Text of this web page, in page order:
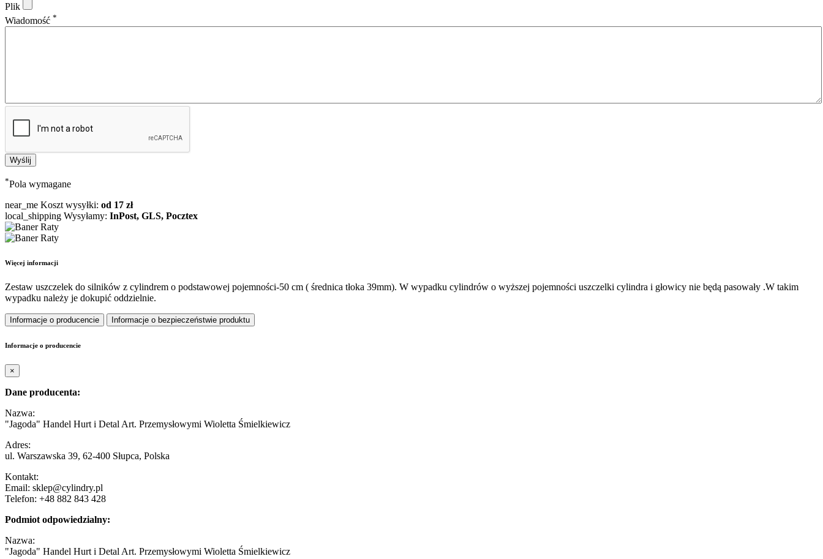
Plik
Wiadomość *
*Pola wymagane
near_me Koszt wysyłki: od 17 zł
local_shipping Wysyłamy: InPost, GLS, Pocztex
Więcej informacji
Zestaw uszczelek do silników z cylindrem o podstawowej pojemności-50 cm ( średnica tłoka 39mm). W wypadku cylindrów o wyższej pojemności uszczelki cylindra i głowicy nie będą pasowały .W takim
wypadku należy je dokupić oddzielnie.
Informacje o producencie Informacje o bezpieczeństwie produktu
Informacje o producencie
×
Dane producenta:
Nazwa:
"Jagoda" Handel Hurt i Detal Art. Przemysłowymi Wioletta Śmielkiewicz
Adres:
ul. Warszawska 39, 62-400 Słupca, Polska
Kontakt:
Email: sklep@cylindry.pl
Telefon: +48 882 843 428
Podmiot odpowiedzialny:
Nazwa:
"Jagoda" Handel Hurt i Detal Art. Przemysłowymi Wioletta Śmielkiewicz